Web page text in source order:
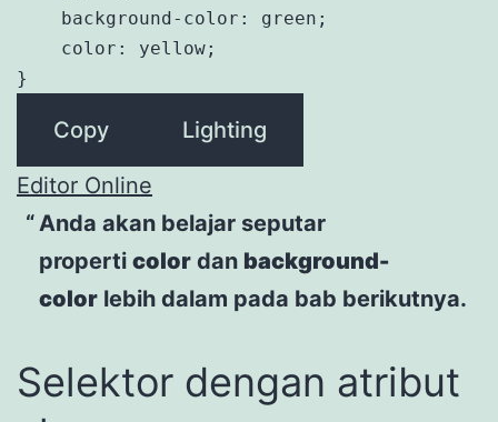
    background-color: green;
    color: yellow;
}
Copy Lighting
Editor Online
Anda akan belajar seputar
properti color dan background-
color lebih dalam pada bab berikutnya.
Selektor dengan atribut